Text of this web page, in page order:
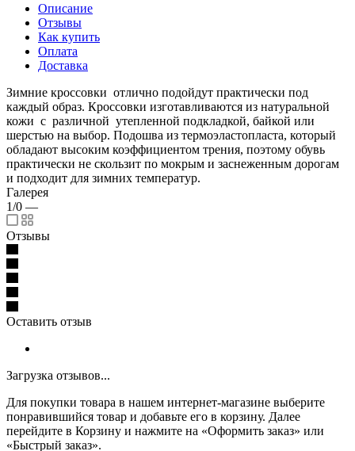
Описание
Отзывы
Как купить
Оплата
Доставка
Зимние кроссовки отлично подойдут практически под
каждый образ. Кроссовки изготавливаются из натуральной
кожи с различной утепленной подкладкой, байкой или
шерстью на выбор. Подошва из термоэластопласта, который
обладают высоким коэффициентом трения, поэтому обувь
практически не скользит по мокрым и заснеженным дорогам
и подходит для зимних температур.
Галерея
1/0 —
Отзывы
Оставить отзыв
Загрузка отзывов...
Для покупки товара в нашем интернет-магазине выберите
понравившийся товар и добавьте его в корзину. Далее
перейдите в Корзину и нажмите на «Оформить заказ» или
«Быстрый заказ».